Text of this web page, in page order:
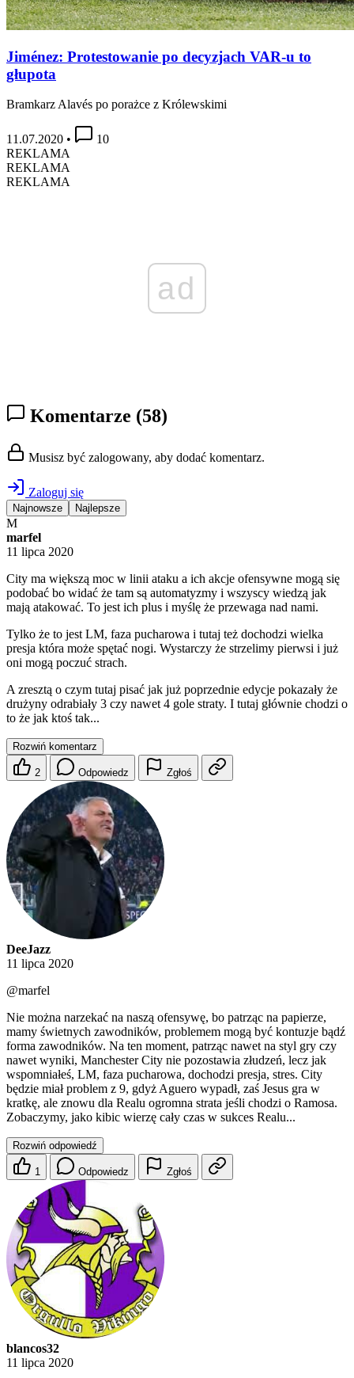
Jiménez: Protestowanie po decyzjach VAR-u to
głupota
Bramkarz Alavés po porażce z Królewskimi
11.07.2020 •
10
REKLAMA
REKLAMA
REKLAMA
ad
Komentarze (58)
Musisz być zalogowany, aby dodać komentarz.
Zaloguj się
Najnowsze Najlepsze
M
marfel
11 lipca 2020
City ma większą moc w linii ataku a ich akcje ofensywne mogą się
podobać bo widać że tam są automatyzmy i wszyscy wiedzą jak
mają atakować. To jest ich plus i myślę że przewaga nad nami.
Tylko że to jest LM, faza pucharowa i tutaj też dochodzi wielka
presja która może spętać nogi. Wystarczy że strzelimy pierwsi i już
oni mogą poczuć strach.
A zresztą o czym tutaj pisać jak już poprzednie edycje pokazały że
drużyny odrabiały 3 czy nawet 4 gole straty. I tutaj głównie chodzi o
to że jak ktoś tak...
Rozwiń komentarz
2 Odpowiedz Zgłoś
DeeJazz
11 lipca 2020
@marfel
Nie można narzekać na naszą ofensywę, bo patrząc na papierze,
mamy świetnych zawodników, problemem mogą być kontuzje bądź
forma zawodników. Na ten moment, patrząc nawet na styl gry czy
nawet wyniki, Manchester City nie pozostawia złudzeń, lecz jak
wspomniałeś, LM, faza pucharowa, dochodzi presja, stres. City
będzie miał problem z 9, gdyż Aguero wypadł, zaś Jesus gra w
kratkę, ale znowu dla Realu ogromna strata jeśli chodzi o Ramosa.
Zobaczymy, jako kibic wierzę cały czas w sukces Realu...
Rozwiń odpowiedź
1 Odpowiedz Zgłoś
blancos32
11 lipca 2020